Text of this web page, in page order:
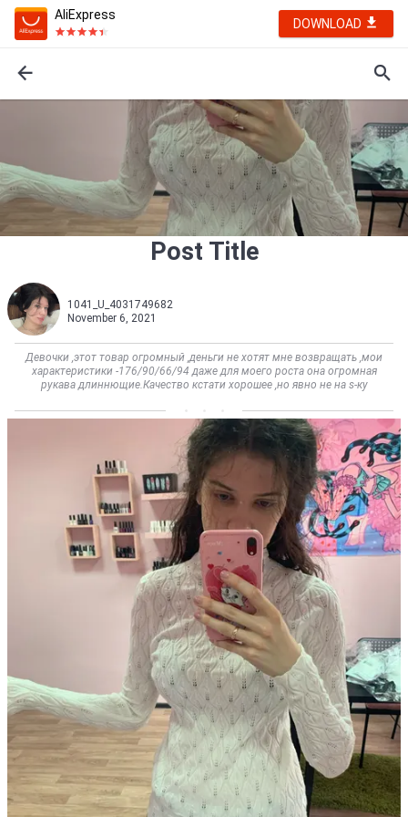
AliExpress
DOWNLOAD
Post Title
1041_U_4031749682
November 6, 2021
Девочки ,этот товар огромный ,деньги не хотят мне возвращать ,мои
характеристики -176/90/66/94 даже для моего роста она огромная
рукава длиннющие.Качество кстати хорошее ,но явно не на s-ку